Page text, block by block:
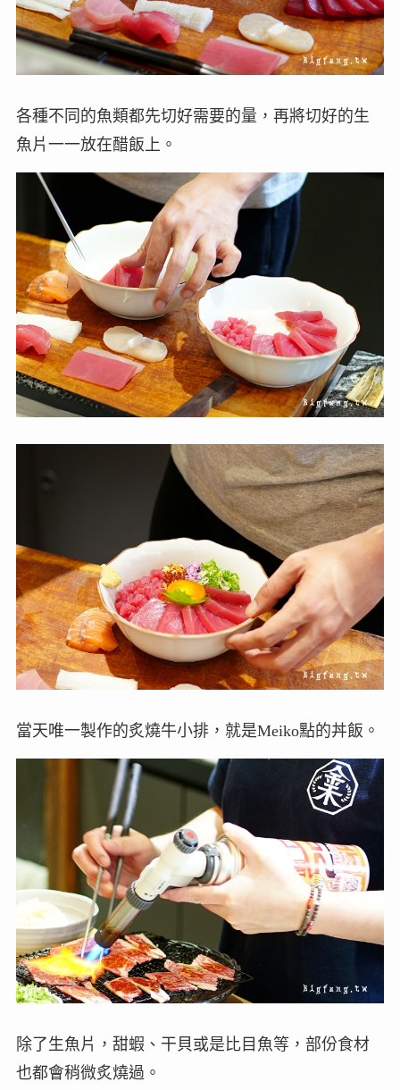
各種不同的魚類都先切好需要的量，再將切好的生
魚片一一放在醋飯上。
當天唯一製作的炙燒牛小排，就是Meiko點的丼飯。
除了生魚片，甜蝦、干貝或是比目魚等，部份食材
也都會稍微炙燒過。